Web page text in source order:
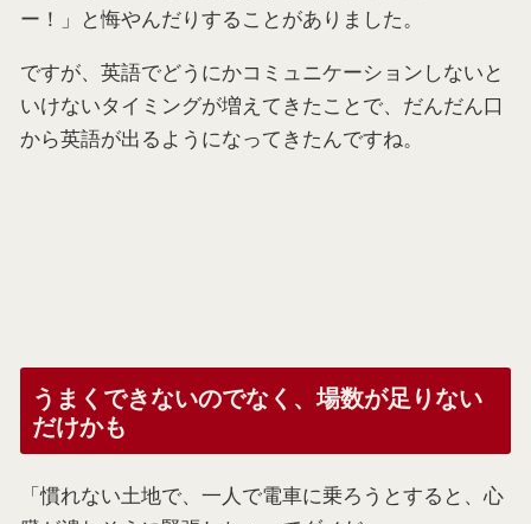
ー！」と悔やんだりすることがありました。
ですが、英語でどうにかコミュニケーションしないと
いけないタイミングが増えてきたことで、だんだん口
から英語が出るようになってきたんですね。
うまくできないのでなく、場数が足りない
だけかも
「慣れない土地で、一人で電車に乗ろうとすると、心